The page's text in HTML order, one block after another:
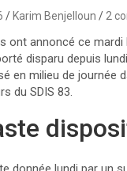
Karim Benjelloun 2
ont annoncé ce mardi
disparu depuis
en milieu de journée
du SDIS 83.